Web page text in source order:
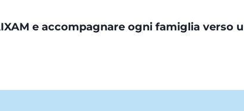
e accompagnare ogni famiglia verso